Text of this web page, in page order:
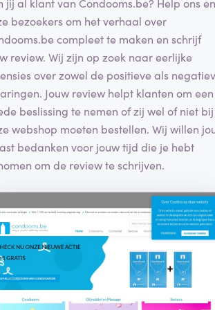
jij al klant van Condooms.be? Help ons en
bezoekers om het verhaal over
compleet te maken en schrijf
review. Wij zijn op zoek naar eerlijke
over zowel de positieve als
Jouw review helpt klanten om een
beslissing te nemen of zij wel of niet bij
webshop moeten bestellen. Wij willen
bedanken voor jouw tijd die je hebt
om de review te schrijven.